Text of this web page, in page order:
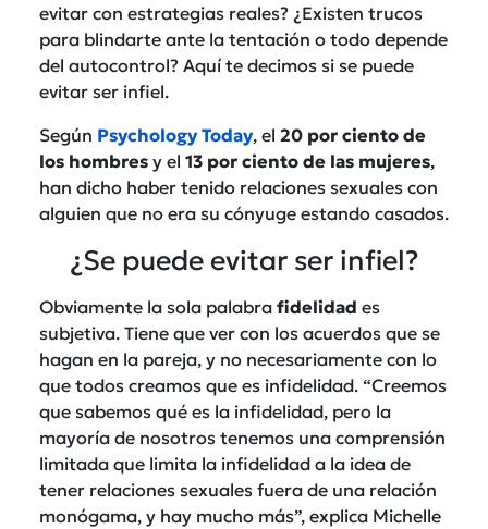
evitar con estrategias reales? ¿Existen trucos
para blindarte ante la tentación o todo depende
del autocontrol? Aquí te decimos si se puede
evitar ser infiel.
Según Psychology Today, el 20 por ciento de
los hombres y el 13 por ciento de las mujeres,
han dicho haber tenido relaciones sexuales con
alguien que no era su cónyuge estando casados.
¿Se puede evitar ser infiel?
Obviamente la sola palabra fidelidad es
subjetiva. Tiene que ver con los acuerdos que se
hagan en la pareja, y no necesariamente con lo
que todos creamos que es infidelidad. “Creemos
que sabemos qué es la infidelidad, pero la
mayoría de nosotros tenemos una comprensión
limitada que limita la infidelidad a la idea de
tener relaciones sexuales fuera de una relación
monógama, y hay mucho más”, explica Michelle